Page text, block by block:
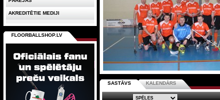
SASTĀVS KALENDĀRS
AKREDITĒTIE MEDIJI
FLOORBALLSHOP.LV